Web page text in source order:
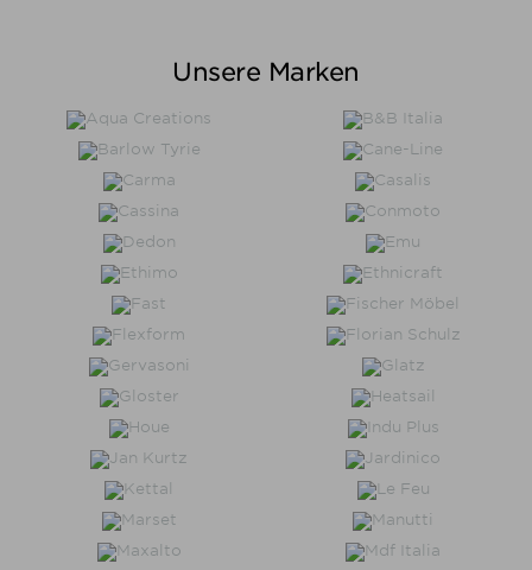
Preis von Preis bis
€
Hersteller
Unsere Marken